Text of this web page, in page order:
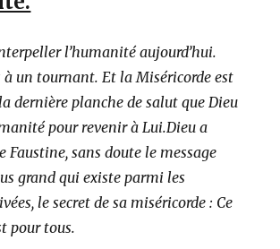
l’humanité aujourd’hui.
à un tournant. Et la Miséricorde est
dernière planche de salut que Dieu
pour revenir à Lui.Dieu a
Faustine, sans doute le message
grand qui existe parmi les
le secret de sa miséricorde : Ce
pour tous.